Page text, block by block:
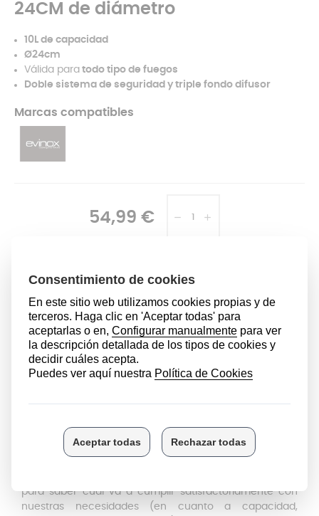
24CM de diámetro
10L de capacidad
Ø24cm
Válida para todo tipo de fuegos
Doble sistema de seguridad y triple fondo difusor
Marcas compatibles
54,99 €
DESCRIPCIÓN
La olla express es uno de nuestros mejores aliados en la
guisar. Además, reduce considerablemente el tiempo
de preparación, con el ahorro que eso conlleva en
para saber cuál va a cumplir satisfactoriamente con
nuestras necesidades (en cuanto a capacidad,